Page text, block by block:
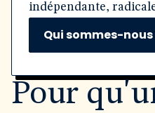
indépendante,
Qui sommes-nous
Pour